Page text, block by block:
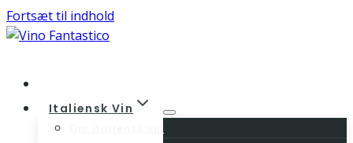
Fortsæt til indhold
Italiensk Vin